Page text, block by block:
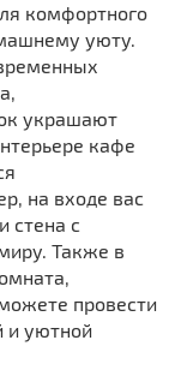
комфортного
уюту.
украшают
кафе
на входе вас
стена с
Также в
провести
и уютной